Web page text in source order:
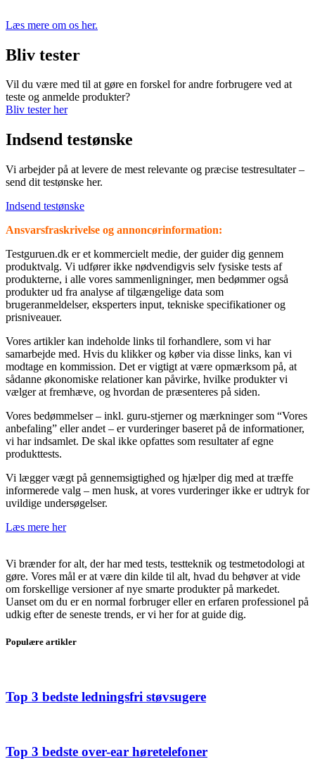
Læs mere om os her.
Bliv tester
Vil du være med til at gøre en forskel for andre forbrugere ved at
teste og anmelde produkter?
Bliv tester her
Indsend testønske
Vi arbejder på at levere de mest relevante og præcise testresultater –
send dit testønske her.
Indsend testønske
Ansvarsfraskrivelse og annoncørinformation:
⁦Testguruen.dk⁩ er et kommercielt medie, der guider dig gennem
produktvalg. Vi udfører ikke nødvendigvis selv fysiske tests af
produkterne, i alle vores sammenligninger, men bedømmer også
produkter ud fra analyse af tilgængelige data som
brugeranmeldelser, eksperters input, tekniske specifikationer og
prisniveauer.
Vores artikler kan indeholde links til forhandlere, som vi har
samarbejde med. Hvis du klikker og køber via disse links, kan vi
modtage en kommission. Det er vigtigt at være opmærksom på, at
sådanne økonomiske relationer kan påvirke, hvilke produkter vi
vælger at fremhæve, og hvordan de præsenteres på siden.
Vores bedømmelser – inkl. guru-stjerner og mærkninger som “Vores
anbefaling” eller andet – er vurderinger baseret på de informationer,
vi har indsamlet. De skal ikke opfattes som resultater af egne
produkttests.
Vi lægger vægt på gennemsigtighed og hjælper dig med at træffe
informerede valg – men husk, at vores vurderinger ikke er udtryk for
uvildige undersøgelser.
Læs mere her
Vi brænder for alt, der har med tests, testteknik og testmetodologi at
gøre. Vores mål er at være din kilde til alt, hvad du behøver at vide
om forskellige versioner af nye smarte produkter på markedet.
Uanset om du er en normal forbruger eller en erfaren professionel på
udkig efter de seneste trends, er vi her for at guide dig.
Populære artikler
Top 3 bedste ledningsfri støvsugere
Top 3 bedste over-ear høretelefoner